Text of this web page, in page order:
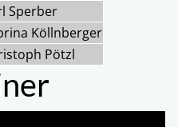
Sperber
Köllnberger
Pötzl